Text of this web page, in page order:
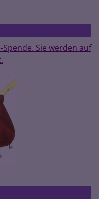
Sie werden auf